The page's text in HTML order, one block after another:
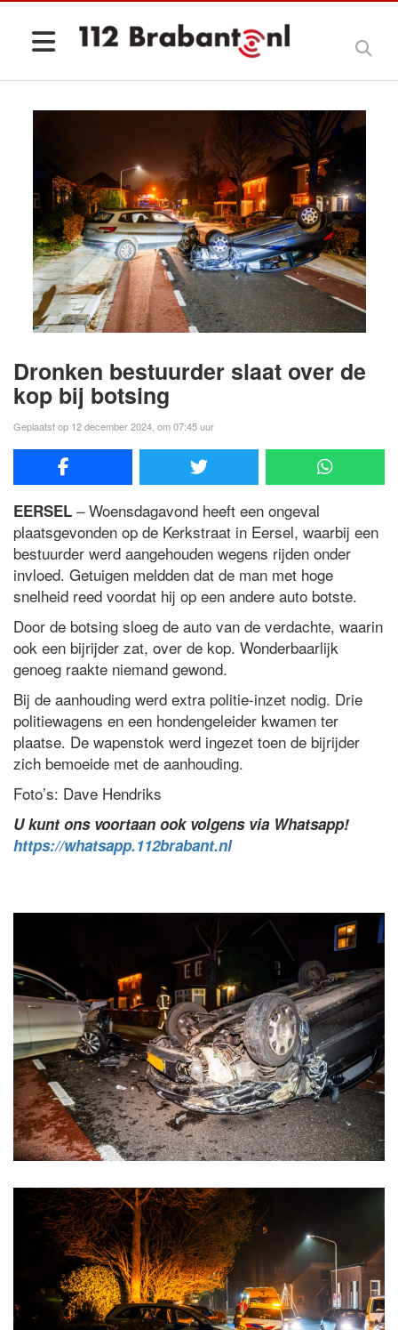
Dronken bestuurder slaat over de
kop bij botsing
Geplaatst op 12 december 2024, om 07:45 uur
EERSEL – Woensdagavond heeft een ongeval
plaatsgevonden op de Kerkstraat in Eersel, waarbij een
bestuurder werd aangehouden wegens rijden onder
invloed. Getuigen meldden dat de man met hoge
snelheid reed voordat hij op een andere auto botste.
Door de botsing sloeg de auto van de verdachte, waarin
ook een bijrijder zat, over de kop. Wonderbaarlijk
genoeg raakte niemand gewond.
Bij de aanhouding werd extra politie-inzet nodig. Drie
politiewagens en een hondengeleider kwamen ter
plaatse. De wapenstok werd ingezet toen de bijrijder
zich bemoeide met de aanhouding.
Foto’s: Dave Hendriks
U kunt ons voortaan ook volgens via Whatsapp!
https://whatsapp.112brabant.nl